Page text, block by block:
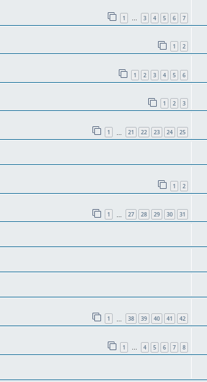
1 … 3 4 5 6 7
1 2
1 2 3 4 5 6
1 2 3
1 21 22 23 24 25
1 2
1 27 28 29 30 31
1 38 39 40 41 42
1 … 4 5 6 7 8